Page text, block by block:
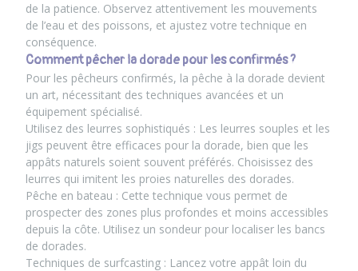
de la patience. Observez attentivement les mouvements
de l’eau et des poissons, et ajustez votre technique en
conséquence.
Comment pêcher la dorade pour les confirmés ?
Pour les pêcheurs confirmés, la pêche à la dorade devient
un art, nécessitant des techniques avancées et un
équipement spécialisé.
Utilisez des leurres sophistiqués : Les leurres souples et les
jigs peuvent être efficaces pour la dorade, bien que les
appâts naturels soient souvent préférés. Choisissez des
leurres qui imitent les proies naturelles des dorades.
Pêche en bateau : Cette technique vous permet de
prospecter des zones plus profondes et moins accessibles
depuis la côte. Utilisez un sondeur pour localiser les bancs
de dorades.
Techniques de surfcasting : Lancez votre appât loin du